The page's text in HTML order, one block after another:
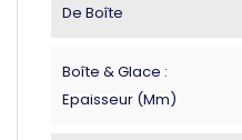
De Boîte
Boîte & Glace :
Epaisseur (mm)